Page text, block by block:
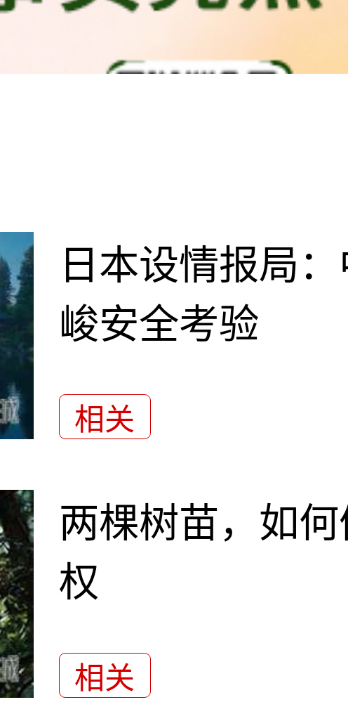
日本设情报局
峻安全考验
相关
两棵树苗，如
权
相关